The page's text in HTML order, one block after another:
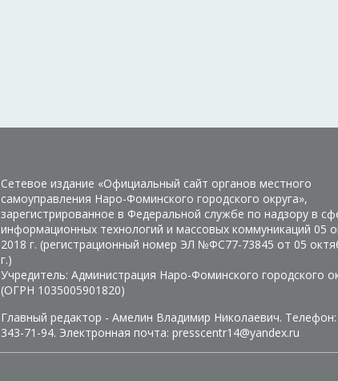
Сетевое издание «Официальный сайт органов местного
самоуправления Наро-Фоминского городского округа»,
зарегистрированное в Федеральной службе по надзору в
информационных технологий и массовых коммуникаций 05
2018 г. (регистрационный номер ЭЛ №ФС77-73845 от 05
г.)
Учредитель: Администрация Наро-Фоминского городского
(ОГРН 1035005901820)
Главный редактор - Амелин Владимир Николаевич.
343-71-94. Электронная почта: presscentr14@yandex.ru